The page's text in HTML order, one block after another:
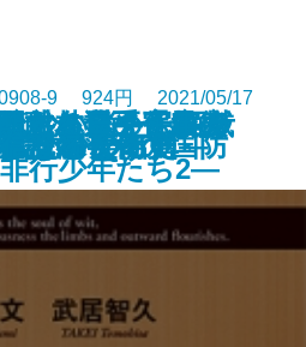
向き合う仏教の
―林業の瓦解を
で治せます
なる
読む美術史
沙に消えた西域
すごかった
球名選手「最後
9 924円 2021/05/17
語る令和の国防
文から平安まで
ない人たち―ケ
行少年たち2―
する日―宇宙安
を稼ごう
たGHQ名簿―
識
じるな